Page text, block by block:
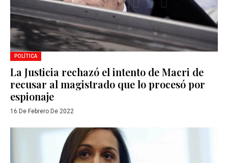
POLÍTICA
La Justicia rechazó el intento de Macri de
recusar al magistrado que lo procesó por
espionaje
16 De Febrero De 2022